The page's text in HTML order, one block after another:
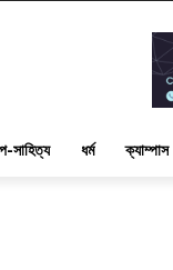
সাহিত্য ধর্ম ক্যাম্পাস